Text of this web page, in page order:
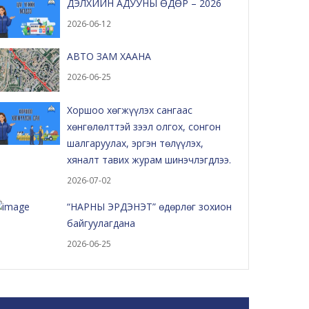
ДЭЛХИЙН АДУУНЫ ӨДӨР – 2026
2026-06-12
АВТО ЗАМ ХААНА
2026-06-25
Хоршоо хөгжүүлэх сангаас
хөнгөлөлттэй зээл олгох, сонгон
шалгаруулах, эргэн төлүүлэх,
хяналт тавих журам шинэчлэгдлээ.
2026-07-02
“НАРНЫ ЭРДЭНЭТ” өдөрлөг зохион
байгуулагдана
2026-06-25